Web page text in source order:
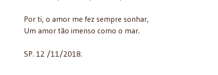
Por ti, o amor me fez sempre sonhar,
Um amor tão imenso como o mar.
SP. 12 /11/2018.